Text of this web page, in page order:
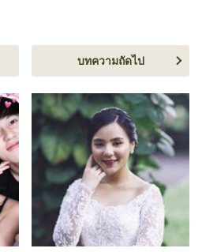
บทความถัดไป